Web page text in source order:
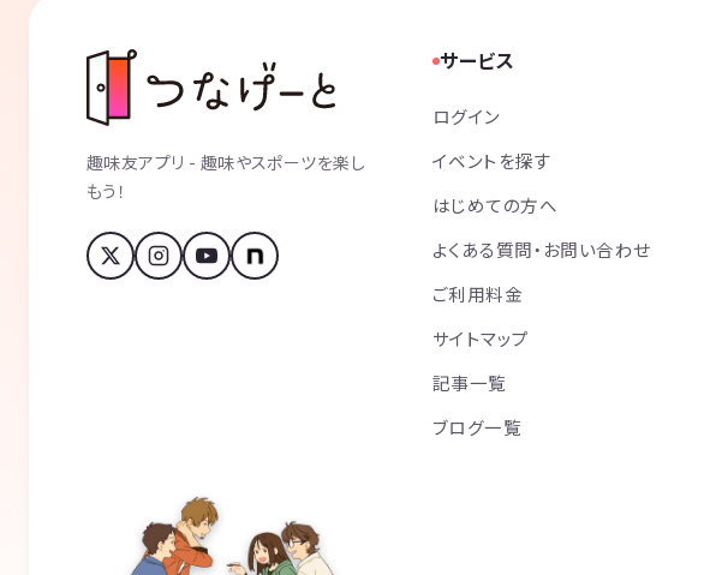
趣味友アプリ - 趣味やスポーツを楽し
もう！
サービス
ログイン
イベントを探す
はじめての方へ
よくある質問・お問い合わせ
ご利用料金
サイトマップ
記事一覧
ブログ一覧